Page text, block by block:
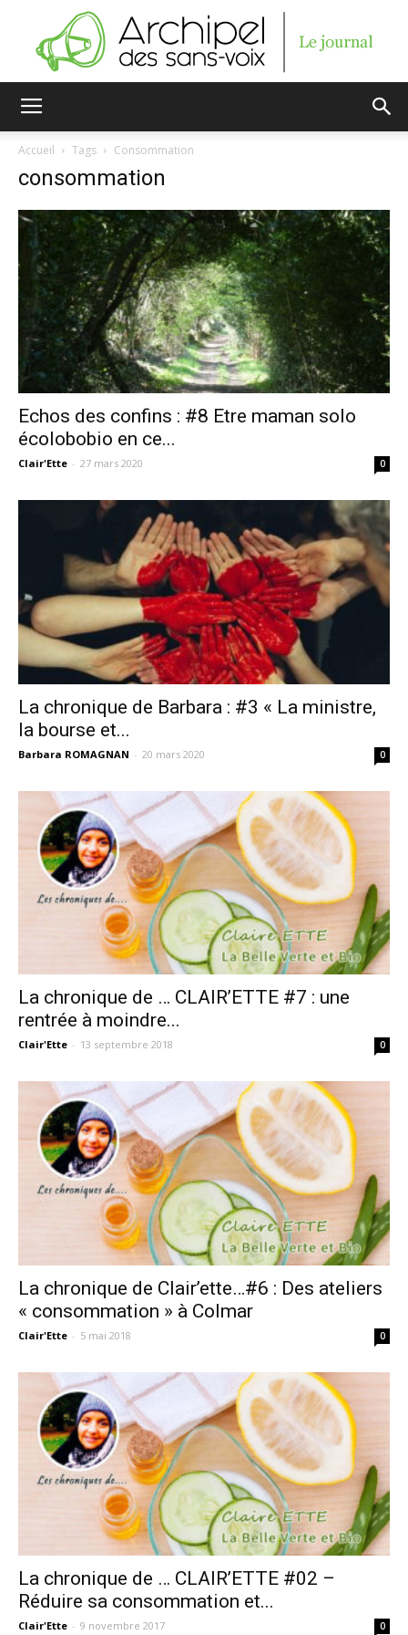
sans-
voix
Accueil Tags Consommation
consommation
Echos des confins : #8 Etre maman solo
écolobobio en ce...
Clair'Ette - 27 mars 2020 0
La chronique de Barbara : #3 « La ministre,
la bourse et...
Barbara ROMAGNAN - 20 mars 2020 0
La chronique de … CLAIR’ETTE #7 : une
rentrée à moindre...
Clair'Ette - 13 septembre 2018 0
La chronique de Clair’ette…#6 : Des ateliers
« consommation » à Colmar
Clair'Ette - 5 mai 2018 0
La chronique de … CLAIR’ETTE #02 –
Réduire sa consommation et...
Clair'Ette - 9 novembre 2017 0